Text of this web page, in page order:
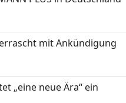
mit Ankündigung
„eine neue Ära“ ein